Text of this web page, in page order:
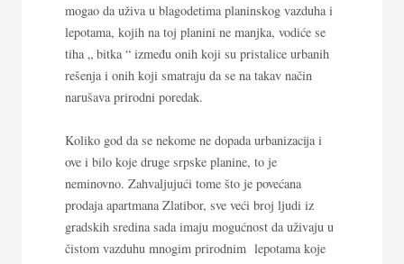
mogao da uživa u blagodetima planinskog vazduha i
lepotama, kojih na toj planini ne manjka, vodiće se
tiha „ bitka “ između onih koji su pristalice urbanih
rešenja i onih koji smatraju da se na takav način
narušava prirodni poredak.
Koliko god da se nekome ne dopada urbanizacija i
ove i bilo koje druge srpske planine, to je
neminovno. Zahvaljujući tome što je povećana
prodaja apartmana Zlatibor, sve veći broj ljudi iz
gradskih sredina sada imaju mogućnost da uživaju u
čistom vazduhu mnogim prirodnim lepotama koje